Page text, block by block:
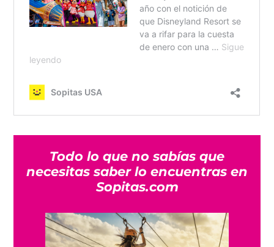
Todo lo que no sabías que
necesitas saber lo encuentras en
Sopitas.com